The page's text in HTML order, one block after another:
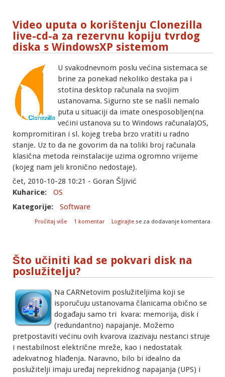
Video uputa o korištenju Clonezilla
live-cd-a za rezervnu kopiju tvrdog
diska s WindowsXP sistemom
U svakodnevnom poslu većina sistemaca se
brine za ponekad nekoliko destaka pa i
stotina desktop računala na svojim
ustanovama. Sigurno ste se našli nemalo
puta u situaciji da imate onesposobljen(na
većini ustanova su to Windows računala)OS,
kompromitiran i sl. kojeg treba brzo vratiti u radno
stanje. Uz to da ne govorim da na toliki broj računala
klasična metoda reinstalacije uzima ogromno vrijeme
(kojeg nam jeli kronično nedostaje).
čet, 2010-10-28 10:21 - Goran Šljivić
Kuharice:
OS
Kategorije:
Software
Pročitaj više
o Video uputa o korištenju Clonezilla live-cd-a za
1 komentar Logirajte se za dodavanje komentara
Što učiniti kad se pokvari disk na
poslužitelju?
Na CARNetovim poslužiteljima koji se
isporučuju ustanovama članicama obično se
događaju samo tri kvara: memorija, disk i
(redundantno) napajanje. Možemo
pretpostaviti većinu ovih kvarova izazivaju nestanci struje
i nestabilnost električne mreže, kao i nedostatak
adekvatnog hlađenja. Naravno, bilo bi idealno da
poslužitelji imaju uređaj neprekidnog napajanja (UPS) i